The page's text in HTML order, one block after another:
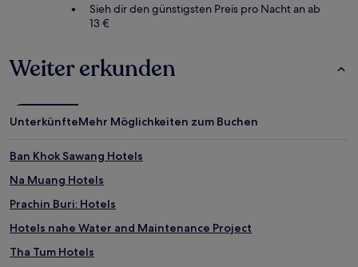
können
zusätzliche
gelten.
Sieh dir den günstigsten Preis pro Nacht an ab
13 €
Weiter erkunden
UnterkünfteMehr Möglichkeiten zum Buchen
Ban Khok Sawang Hotels
Na Muang Hotels
Prachin Buri: Hotels
Hotels nahe Water and Maintenance Project
Tha Tum Hotels